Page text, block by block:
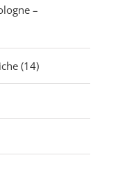
–
(14)